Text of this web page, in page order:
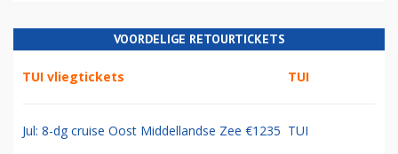
VOORDELIGE RETOURTICKETS
TUI vliegtickets TUI
Jul: 8-dg cruise Oost Middellandse Zee €1235 TUI